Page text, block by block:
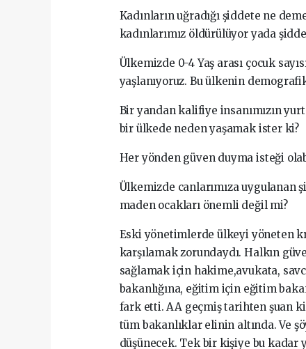
Kadınların uğradığı şiddete ne
kadınlarımız öldürülüyor yada
Ülkemizde 0-4 Yaş arası çocuk
yaşlanıyoruz. Bu ülkenin
Bir yandan kalifiye insanımızın
bir ülkede neden yaşamak ister ki?
Her yönden güven duyma isteği
Ülkemizde canlarımıza uygulanan
maden ocakları önemli değil mi?
Eski yönetimlerde ülkeyi yöneten
karşılamak zorundaydı. Halkın
sağlamak için hakime,avukata,
bakanlığına, eğitim için eğitim
fark etti. AA geçmiş tarihten şuan
tüm bakanlıklar elinin altında. Ve
düşünecek. Tek bir kişiye bu kadar